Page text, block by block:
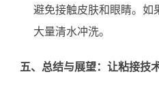
避免接触皮肤和眼睛。如
大量清水冲洗。
五、总结与展望：让粘接技